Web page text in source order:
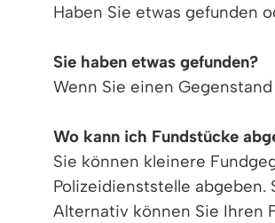
Haben Sie etwas gefunden
Sie haben etwas gefunden?
Wenn Sie einen
Wo kann ich Fundstücke
Sie können kleinere
Polizeidienststelle abgeben.
Alternativ können Sie Ihren